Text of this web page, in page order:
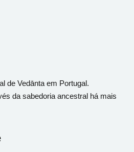
de Vedānta em Portugal.
da sabedoria ancestral há mais